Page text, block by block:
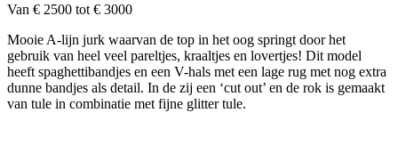
Van € 2500 tot € 3000
Mooie A-lijn jurk waarvan de top in het oog springt door het
gebruik van heel veel pareltjes, kraaltjes en lovertjes! Dit model
heeft spaghettibandjes en een V-hals met een lage rug met nog extra
dunne bandjes als detail. In de zij een ‘cut out’ en de rok is gemaakt
van tule in combinatie met fijne glitter tule.